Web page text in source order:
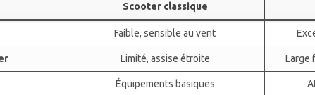
Scooter classique
Faible, sensible au vent
Limité, assise étroite Large
Équipements basiques